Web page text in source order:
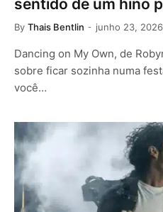
sentido de um hino
By Thais Bentlin junho 23, 2026
Dancing on My Own, de
sobre ficar sozinha numa
você…